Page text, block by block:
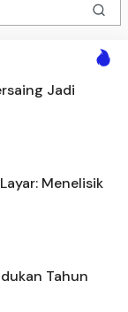
Jadi
Menelisik
Tahun